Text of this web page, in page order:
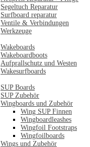
Segeltuch Reparatur
Surfboard reparatur
Ventile & Verbindungen
Werkzeuge
Wakeboards
Wakeboardboots
Aufprallschutz und Westen
Wakesurfboards
SUP Boards
SUP Zubehör
Wingboards und Zubehör
Wing SUP Finnen
Wingboardleashes
Wingfoil Footstraps
Wingfoilboards
Wings und Zubehör